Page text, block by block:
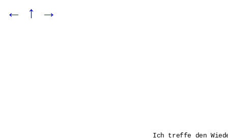
← ↑ →
Ich treffe den